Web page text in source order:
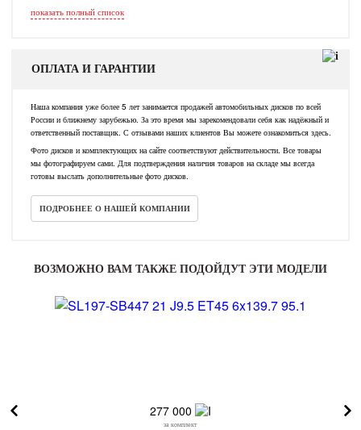
показать полный список
ОПЛАТА И ГАРАНТИИ
Наша компания уже более 5 лет занимается продажей автомобильных дисков по всей
России и ближнему зарубежью. За это время мы зарекомендовали себя как надёжный и
ответственный поставщик. С отзывами наших клиентов Вы можете ознакомиться здесь.
Фото дисков и комплектующих на сайте соответствуют действительности. Все товары
мы фотографируем сами. Для подтверждения наличия товаров на складе мы всегда
готовы выслать дополнительные фото дисков.
ПОДРОБНЕЕ О НАШЕЙ КОМПАНИИ
ВОЗМОЖНО ВАМ ТАКЖЕ ПОДОЙДУТ ЭТИ МОДЕЛИ
277 000
за комплект